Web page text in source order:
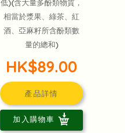
低)(含大量多酚類物質，
相當於漿果、綠茶、紅
酒、亞麻籽所含酚類數
量的總和)
HK$89.00
產品詳情
加入購物車